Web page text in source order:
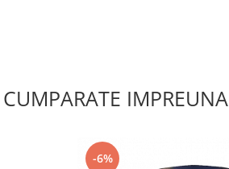
CUMPARATE IMPREUNA
-6%